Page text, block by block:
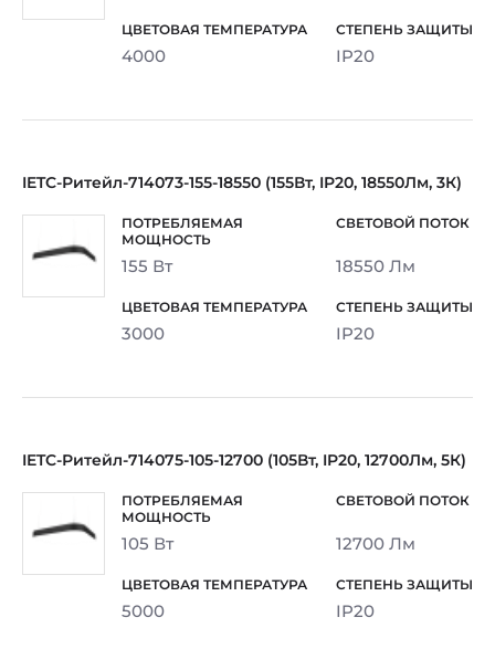
4000 IP20
IETC-Ритейл-714073-155-18550 (155Вт, IP20, 18550Лм, 3К)
155 Вт 18550 Лм
3000 IP20
IETC-Ритейл-714075-105-12700 (105Вт, IP20, 12700Лм, 5К)
105 Вт 12700 Лм
5000 IP20